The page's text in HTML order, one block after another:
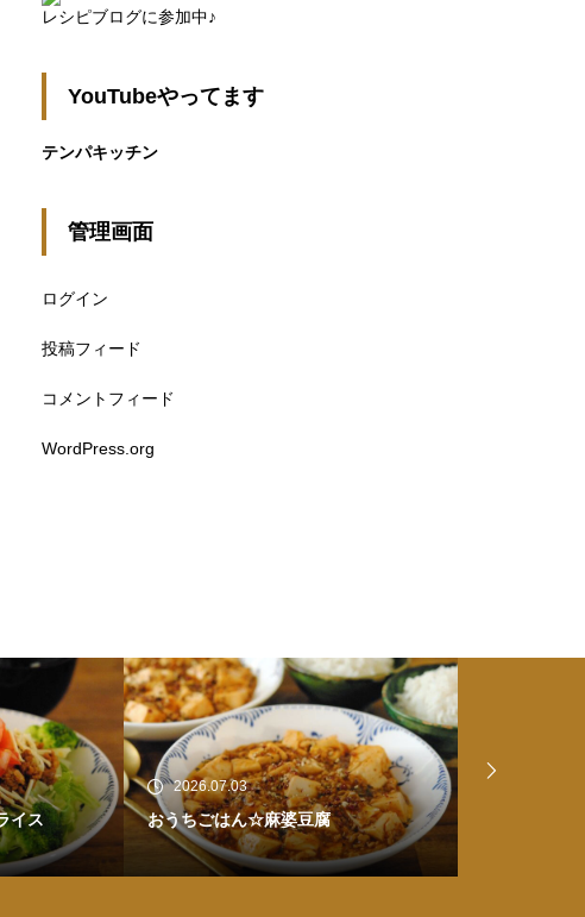
レシピブログに参加中♪
YouTubeやってます
テンパキッチン
管理画面
ログイン
投稿フィード
コメントフィード
WordPress.org
2026.06.25
ひとりお家ごはん☆豚丼